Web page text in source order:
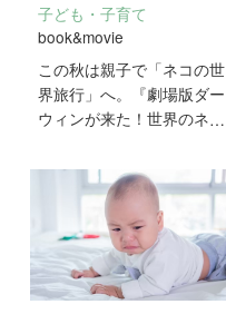
子ども・子育て
book&movie
この秋は親子で「ネコの世
界旅行」へ。『劇場版ダー
ウィンが来た！世界のネコ
公開！